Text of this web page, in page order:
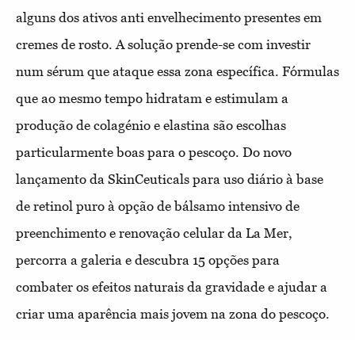
alguns dos ativos anti envelhecimento presentes em
cremes de rosto. A solução prende-se com investir
num sérum que ataque essa zona específica. Fórmulas
que ao mesmo tempo hidratam e estimulam a
produção de colagénio e elastina são escolhas
particularmente boas para o pescoço. Do novo
lançamento da SkinCeuticals para uso diário à base
de retinol puro à opção de bálsamo intensivo de
preenchimento e renovação celular da La Mer,
percorra a galeria e descubra 15 opções para
combater os efeitos naturais da gravidade e ajudar a
criar uma aparência mais jovem na zona do pescoço.